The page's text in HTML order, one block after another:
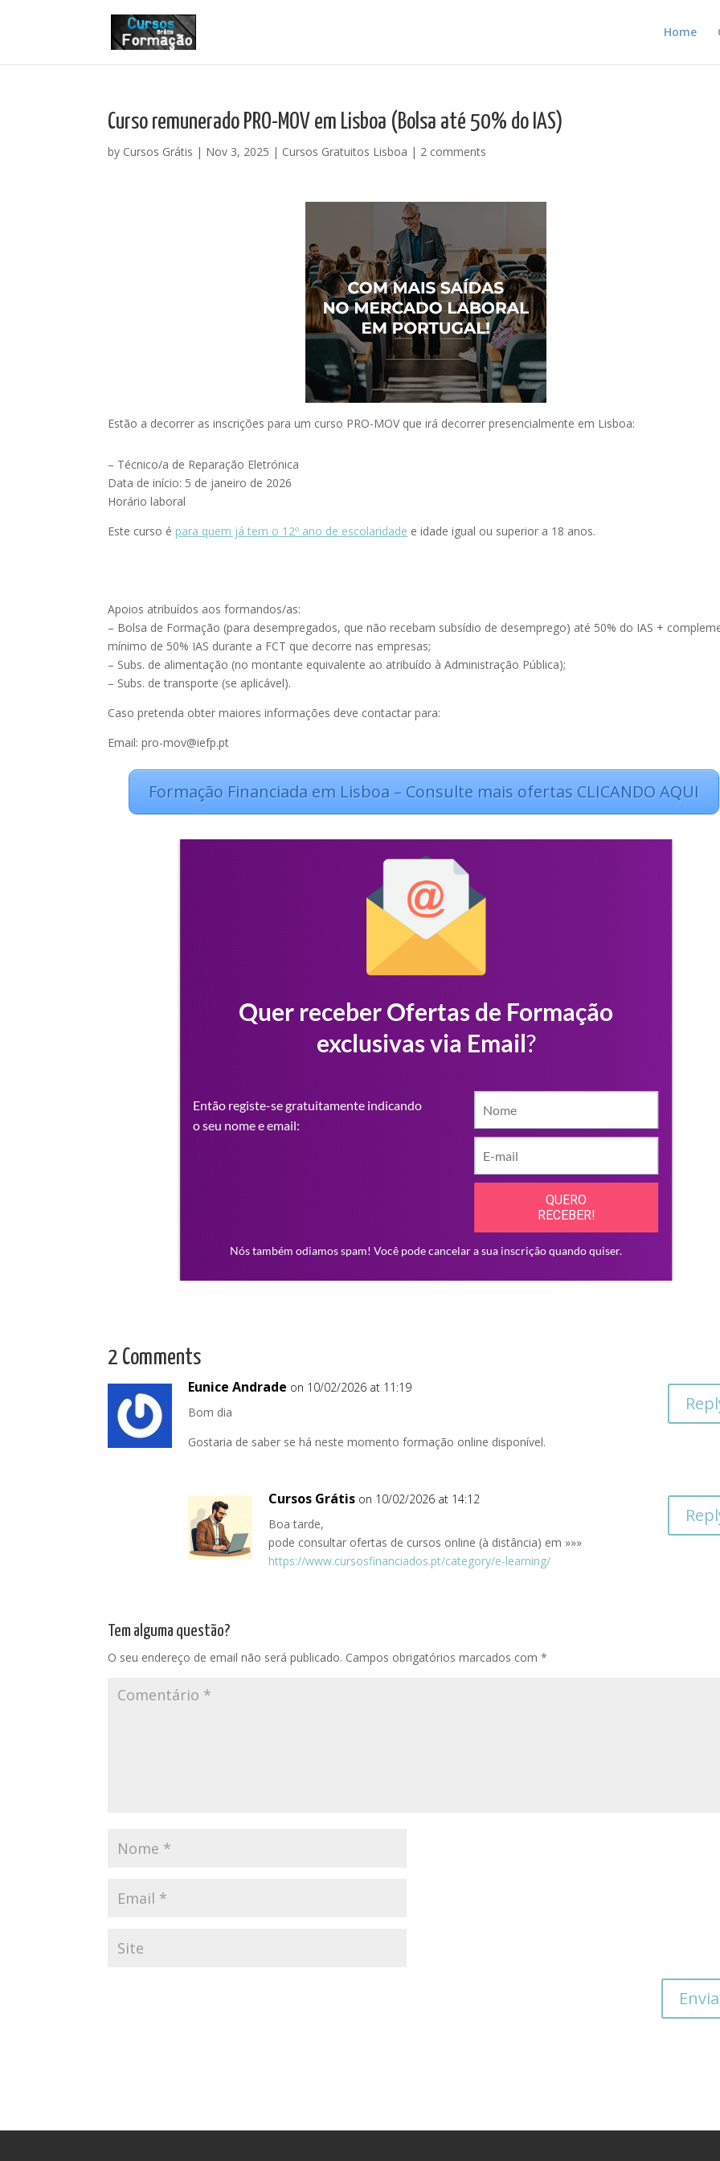
Home
Curso remunerado PRO-MOV em Lisboa (Bolsa até 50% do IAS)
by Cursos Grátis | Nov 3, 2025 | Cursos Gratuitos Lisboa | 2 comments
Estão a decorrer as inscrições para um curso PRO-MOV que irá decorrer presencialmente em Lisboa:
– Técnico/a de Reparação Eletrónica
Data de início: 5 de janeiro de 2026
Horário laboral
Este curso é para quem já tem o 12º ano de escolaridade e idade igual ou superior a 18 anos.
Apoios atribuídos aos formandos/as:
– Bolsa de Formação (para desempregados, que não recebam subsídio de desemprego) até 50% do IAS +
mínimo de 50% IAS durante a FCT que decorre nas empresas;
– Subs. de alimentação (no montante equivalente ao atribuído à Administração Pública);
– Subs. de transporte (se aplicável).
Caso pretenda obter maiores informações deve contactar para:
Email: pro-mov@iefp.pt
Formação Financiada em Lisboa – Consulte mais ofertas CLICANDO AQUI
2 Comments
Eunice Andrade on 10/02/2026 at 11:19
Bom dia
Gostaria de saber se há neste momento formação online disponível.
Cursos Grátis on 10/02/2026 at 14:12
Boa tarde,
pode consultar ofertas de cursos online (à distância) em »»»
https://www.cursosfinanciados.pt/category/e-learning/
Tem alguma questão?
O seu endereço de email não será publicado. Campos obrigatórios marcados com*